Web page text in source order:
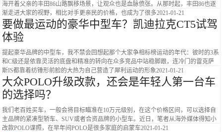
海开着父亲的丰田86山路飘移场景，让观众也是血脉偾张。从那时起，丰田86也逐
渐走进大家的视野，相比对手更亲民的价格，也成为了很多2021-01-21
要做最运动的豪华中型车？凯迪拉克CT5试驾
体验
提起豪华品牌的中型车，我不禁会回想起那个大家争相标榜运动的年代：彼时的3系
和C级还是依靠灵活的底盘和精准的转向在众多竞品中站稳脚跟，连冷门的雷克萨
斯IS都靠着纺锤形前脸的大热为自己营造了犀利运动的形象2021-01-21
大众POLO升级改款，还会是年轻人第一台车
的选择吗？
我们老百姓买车，一般会将目标瞄准在10万元级别，在这个价格区间，可以选择自
主品牌的紧凑型轿车、SUV或者合资品牌的小型车。近日，笔者从海外媒体得知小
改款POLO谍照，在早年间POLO是很多家庭的启蒙车2021-01-21